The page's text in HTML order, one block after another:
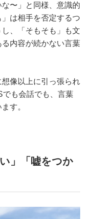
な〜」と同様、意識的
は相手を否定するつ
、「そもそも」も文
内容が続かない言葉
像以上に引っ張られ
も会話でも、言葉
す。
」「嘘をつか